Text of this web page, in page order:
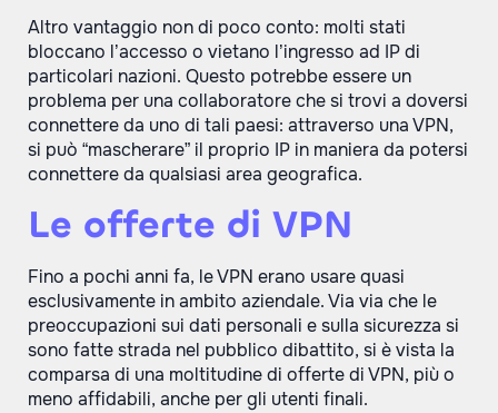
Altro vantaggio non di poco conto: molti stati
bloccano l’accesso o vietano l’ingresso ad IP di
particolari nazioni. Questo potrebbe essere un
problema per una collaboratore che si trovi a doversi
connettere da uno di tali paesi: attraverso una VPN,
si può “mascherare” il proprio IP in maniera da potersi
connettere da qualsiasi area geografica.
Le offerte di VPN
Fino a pochi anni fa, le VPN erano usare quasi
esclusivamente in ambito aziendale. Via via che le
preoccupazioni sui dati personali e sulla sicurezza si
sono fatte strada nel pubblico dibattito, si è vista la
comparsa di una moltitudine di offerte di VPN, più o
meno affidabili, anche per gli utenti finali.